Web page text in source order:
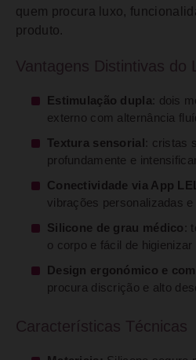
quem procura luxo,
produto.
Vantagens Distintivas do
Estimulação dupla : dois
externo com alternância
Textura sensorial
: cristas
profundamente e
Conectividade via App
vibrações personalizadas
Silicone de grau médico
:
o corpo e fácil de higienizar
Design ergonómico e
procura discrição e alto
Características Técnicas